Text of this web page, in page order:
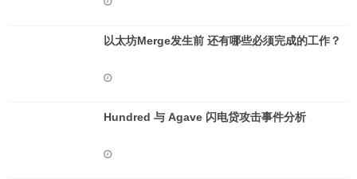
以太坊Merge发生前 还有哪些必须完成的工作？
Hundred 与 Agave 闪电贷攻击事件分析